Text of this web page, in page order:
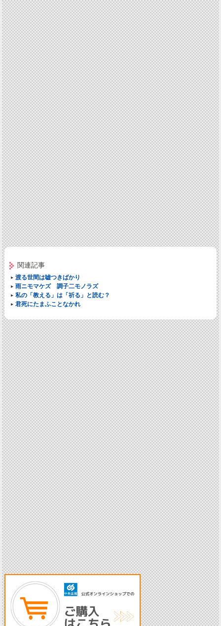
関連記事
渡る世間は嘘つきばかり
雨ニモマケズ 調子二モノラズ
私の「教える」は「祈る」と読む？
君死にたまふことなかれ